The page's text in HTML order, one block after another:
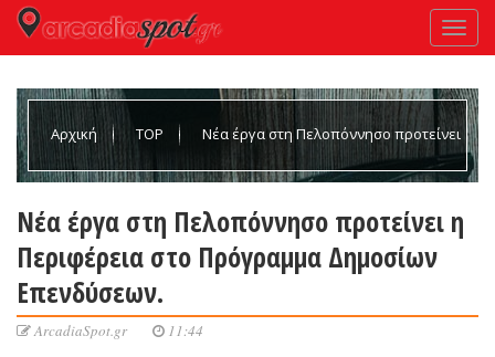
Αρχική TOP Νέα έργα στη Πελοπόννησο προτείνει
Νέα έργα στη Πελοπόννησο προτείνει η
Περιφέρεια στο Πρόγραμμα Δημοσίων
Επενδύσεων.
ArcadiaSpot.gr 11:44